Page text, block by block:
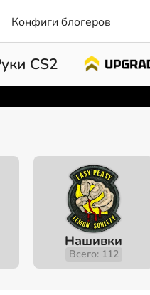
Конфиги блогеров
CS2
Нашивки
Всего: 112